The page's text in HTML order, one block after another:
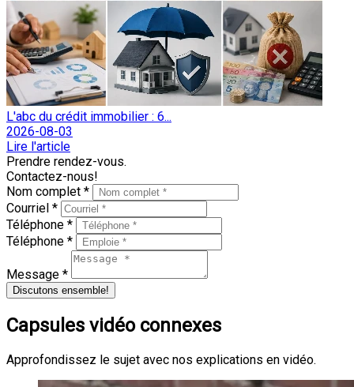
L'abc du crédit immobilier : 6...
2026-08-03
Lire l'article
Prendre rendez-vous.
Contactez-nous!
Nom complet *
Courriel *
Téléphone *
Téléphone *
Message *
Discutons ensemble!
Capsules vidéo connexes
Approfondissez le sujet avec nos explications en vidéo.